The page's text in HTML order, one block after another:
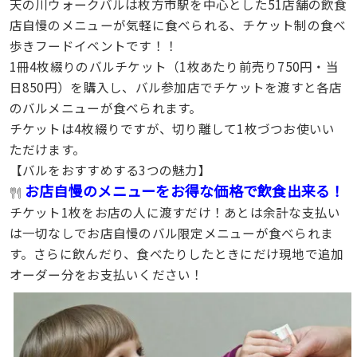
天の川ウォークバルは枚方市駅を中心とした51店舗の飲食
店自慢のメニューが気軽に食べられる、チケット制の食べ
歩きフードイベントです！！
1冊4枚綴りのバルチケット（1枚あたり前売り750円・当
日850円）を購入し、バル参加店でチケットを渡すと各店
のバルメニューが食べられます。
チケットは4枚綴りですが、切り離して1枚づつお使いい
ただけます。
【バルをおすすめする3つの魅力】
お店自慢のメニューをお得な価格で飲食出来る！
チケット1枚をお店の人に渡すだけ！あとは余計な支払い
は一切なしでお店自慢のバル限定メニューが食べられま
す。さらに飲んだり、食べたりしたときにだけ現地で追加
オーダー分をお支払いください！